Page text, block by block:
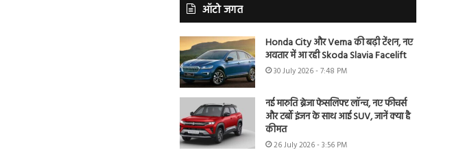
ऑटो जगत
Honda City और Verna की बढ़ी टेंशन, नए
अवतार में आ रही Skoda Slavia Facelift
30 July 2026 - 7:48 PM
नई मारुति ब्रेजा फेसलिफ्ट लॉन्च, नए फीचर्स
और टर्बो इंजन के साथ आई SUV, जानें क्या है
कीमत
26 July 2026 - 3:56 PM